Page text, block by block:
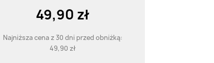
49,90 zł
Najniższa cena z 30 dni przed obniżką:
49,90 zł